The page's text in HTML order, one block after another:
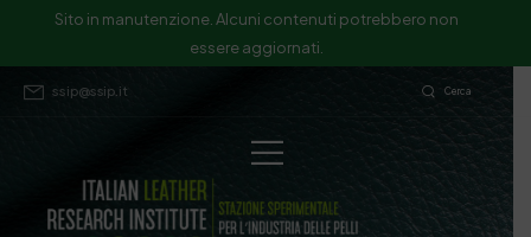
Sito in manutenzione. Alcuni contenuti potrebbero non
essere aggiornati.
ssip@ssip.it Cerca